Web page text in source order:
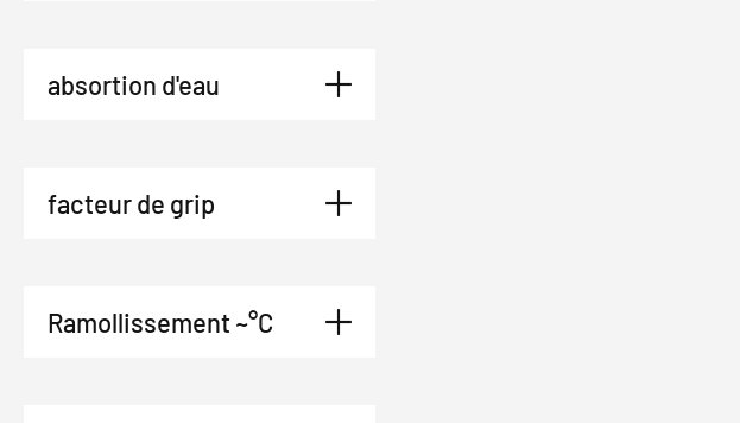
absortion d'eau
facteur de grip
Ramollissement ~°C